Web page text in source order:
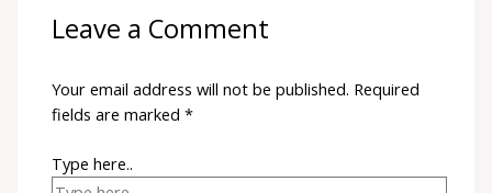
Leave a Comment
Your email address will not be published. Required
fields are marked*
Type here..